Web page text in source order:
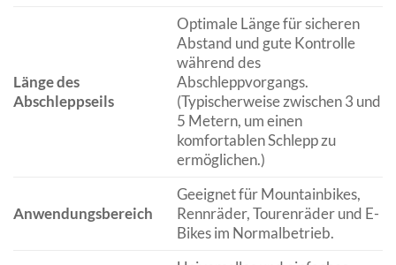
Länge des
Abschleppseils
Optimale Länge für sicheren
Abstand und gute Kontrolle
während des
Abschleppvorgangs.
(Typischerweise zwischen 3 und
5 Metern, um einen
komfortablen Schlepp zu
ermöglichen.)
Anwendungsbereich
Geeignet für Mountainbikes,
Rennräder, Tourenräder und E-
Bikes im Normalbetrieb.